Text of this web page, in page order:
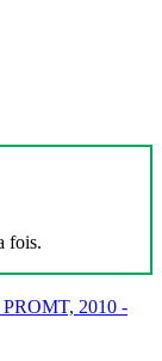
fois.
2010 -